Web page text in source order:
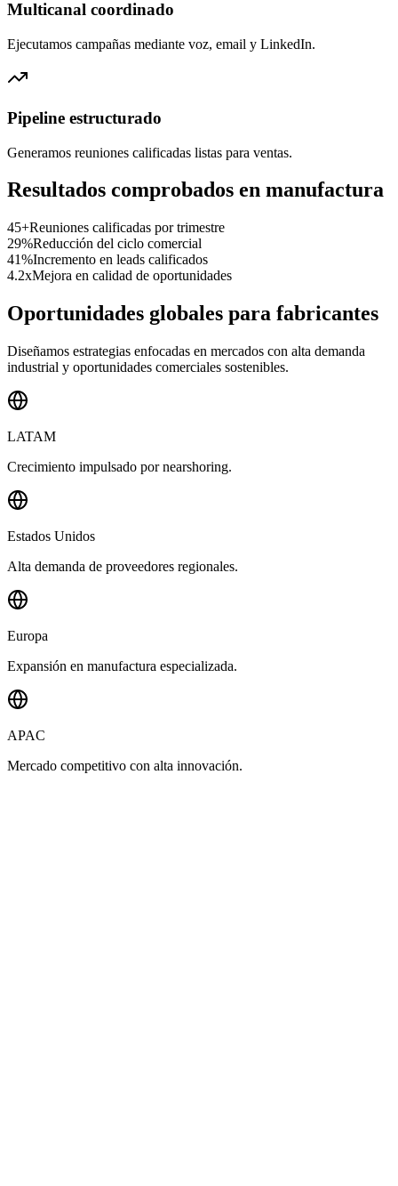
Multicanal coordinado
Ejecutamos campañas mediante voz, email y LinkedIn.
Pipeline estructurado
Generamos reuniones calificadas listas para ventas.
Resultados comprobados en manufactura
45+Reuniones calificadas por trimestre
29%Reducción del ciclo comercial
41%Incremento en leads calificados
4.2xMejora en calidad de oportunidades
Oportunidades globales para fabricantes
Diseñamos estrategias enfocadas en mercados con alta demanda
industrial y oportunidades comerciales sostenibles.
LATAM
Crecimiento impulsado por nearshoring.
Estados Unidos
Alta demanda de proveedores regionales.
Europa
Expansión en manufactura especializada.
APAC
Mercado competitivo con alta innovación.